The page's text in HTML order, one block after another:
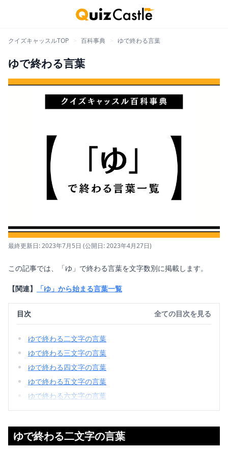
クイズキャッスルTOP 百科事典 ゆで終わる言葉
ゆで終わる言葉
最終更新日: 2023年7月5日 (公開日: 2023年4月27日)
この記事では、「ゆ」で終わる言葉を文字数別に掲載します。
【関連】 「ゆ」から始まる言葉一覧
目次
ゆで終わる二文字の言葉
ゆで終わる三文字の言葉
ゆで終わる四文字の言葉
ゆで終わる五文字の言葉
ゆで終わる六文字の言葉
全ての目次を見る
ゆで終わる二文字の言葉